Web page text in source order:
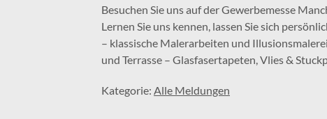
Besuchen Sie uns auf der Gewerbemesse
Lernen Sie uns kennen, lassen Sie sich
– klassische Malerarbeiten und
und Terrasse – Glasfasertapeten, Vlies &
Kategorie: Alle Meldungen